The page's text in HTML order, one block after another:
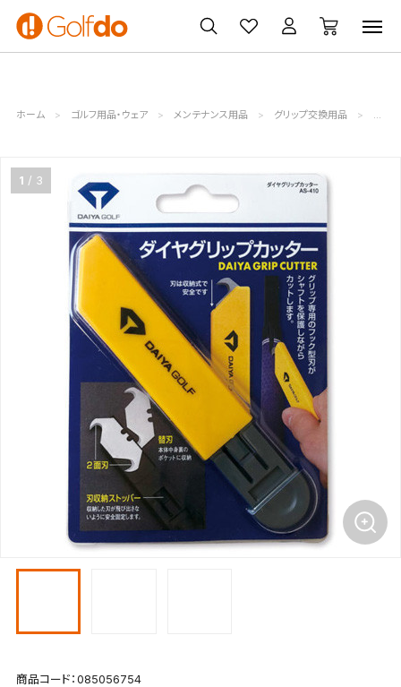
ゴルフ
クラブ
ゴルフ用品
買取
無料査定
クーポン
一覧
ホーム ゴルフ用品・ウェア メンテナンス用品 グリップ交換用品 グリ
1 3
商品コード：085056754